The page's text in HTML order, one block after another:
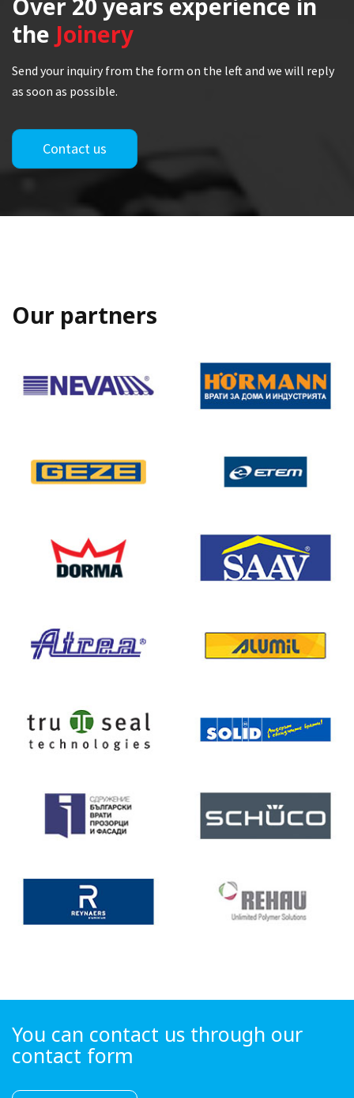
Over 20 years experience in
the Joinery
Send your inquiry from the form on the left and we will reply
as soon as possible.
Contact us
Our partners
You can contact us through our
contact form